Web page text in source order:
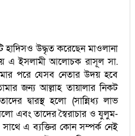
উদ্ধৃত করেছেন মাওলানা
এ ইসলামী আলোচক রাসূল সা.
পরে যেসব নেতার উদয় হবে
জন্য আল্লাহ তায়ালার নিকট
দ্বারস্থ হলো (সান্নিধ্য লাভ
এবং তাদের স্বৈরাচার ও যুলুম-
এ ব্যক্তির কোন সম্পর্ক নেই